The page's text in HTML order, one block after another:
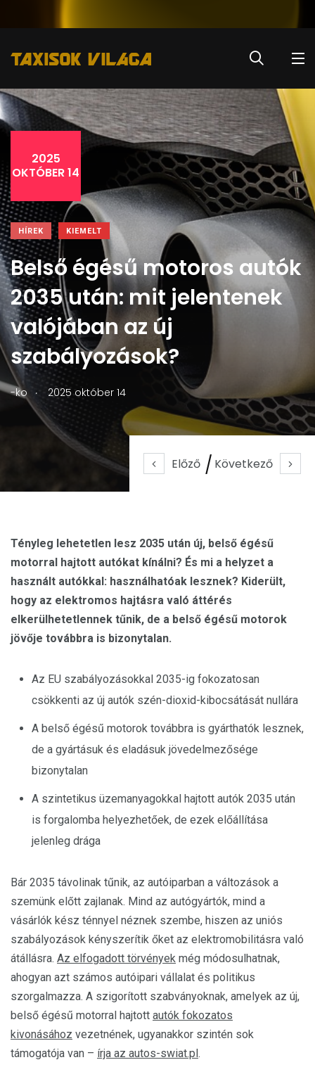
Előző Következő
2025
OKTÓBER 14
HÍREK KIEMELT
Belső égésű motoros autók
2035 után: mit jelentenek
valójában az új
szabályozások?
-ko . 2025 október 14
Tényleg lehetetlen lesz 2035 után új, belső égésű
motorral hajtott autókat kínálni? És mi a helyzet a
használt autókkal: használhatóak lesznek? Kiderült,
hogy az elektromos hajtásra való áttérés
elkerülhetetlennek tűnik, de a belső égésű motorok
jövője továbbra is bizonytalan.
Az EU szabályozásokkal 2035-ig fokozatosan
csökkenti az új autók szén-dioxid-kibocsátását nullára
A belső égésű motorok továbbra is gyárthatók lesznek,
de a gyártásuk és eladásuk jövedelmezősége
bizonytalan
A szintetikus üzemanyagokkal hajtott autók 2035 után
is forgalomba helyezhetőek, de ezek előállítása
jelenleg drága
Bár 2035 távolinak tűnik, az autóiparban a változások a
szemünk előtt zajlanak. Mind az autógyártók, mind a
vásárlók kész ténnyel néznek szembe, hiszen az uniós
szabályozások kényszerítik őket az elektromobilitásra való
átállásra. Az elfogadott törvények még módosulhatnak,
ahogyan azt számos autóipari vállalat és politikus
szorgalmazza. A szigorított szabványoknak, amelyek az új,
belső égésű motorral hajtott autók fokozatos
kivonásához vezetnének, ugyanakkor szintén sok
támogatója van – írja az autos-swiat.pl.